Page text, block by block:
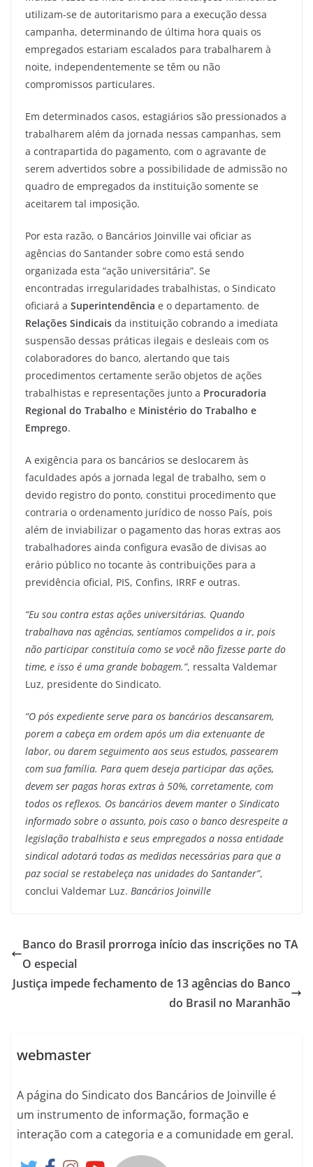
utilizam-se de autoritarismo para a execução dessa
campanha, determinando de última hora quais os
empregados estariam escalados para trabalharem à
noite, independentemente se têm ou não
compromissos particulares.
Em determinados casos, estagiários são pressionados a
trabalharem além da jornada nessas campanhas, sem
a contrapartida do pagamento, com o agravante de
serem advertidos sobre a possibilidade de admissão no
quadro de empregados da instituição somente se
aceitarem tal imposição.
Por esta razão, o Bancários Joinville vai oficiar as
agências do Santander sobre como está sendo
organizada esta “ação universitária”. Se
encontradas irregularidades trabalhistas, o Sindicato
oficiará a Superintendência e o departamento. de
Relações Sindicais da instituição cobrando a imediata
suspensão dessas práticas ilegais e desleais com os
colaboradores do banco, alertando que tais
procedimentos certamente serão objetos de ações
trabalhistas e representações junto a Procuradoria
Regional do Trabalho e Ministério do Trabalho e
Emprego.
A exigência para os bancários se deslocarem às
faculdades após a jornada legal de trabalho, sem o
devido registro do ponto, constitui procedimento que
contraria o ordenamento jurídico de nosso País, pois
além de inviabilizar o pagamento das horas extras aos
trabalhadores ainda configura evasão de divisas ao
erário público no tocante às contribuições para a
previdência oficial, PIS, Confins, IRRF e outras.
“Eu sou contra estas ações universitárias. Quando
trabalhava nas agências, sentíamos compelidos a ir, pois
não participar constituía como se você não fizesse parte do
time, e isso é uma grande bobagem.”, ressalta Valdemar
Luz, presidente do Sindicato.
“O pós expediente serve para os bancários descansarem,
porem a cabeça em ordem após um dia extenuante de
labor, ou darem seguimento aos seus estudos, passearem
com sua família. Para quem deseja participar das ações,
devem ser pagas horas extras à 50%, corretamente, com
todos os reflexos. Os bancários devem manter o Sindicato
informado sobre o assunto, pois caso o banco desrespeite a
legislação trabalhista e seus empregados a nossa entidade
sindical adotará todas as medidas necessárias para que a
paz social se restabeleça nas unidades do Santander”,
conclui Valdemar Luz. Bancários Joinville
Banco do Brasil prorroga início das inscrições no TA
O especial
Justiça impede fechamento de 13 agências do Banco
do Brasil no Maranhão
webmaster
A página do Sindicato dos Bancários de Joinville é
um instrumento de informação, formação e
interação com a categoria e a comunidade em geral.